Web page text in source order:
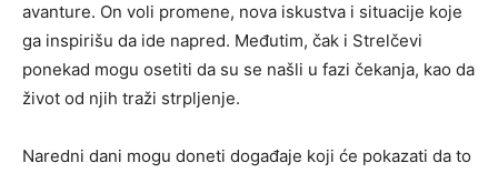
avanture. On voli promene, nova iskustva i situacije koje
ga inspirišu da ide napred. Međutim, čak i Strelčevi
ponekad mogu osetiti da su se našli u fazi čekanja, kao da
život od njih traži strpljenje.
Naredni dani mogu doneti događaje koji će pokazati da to